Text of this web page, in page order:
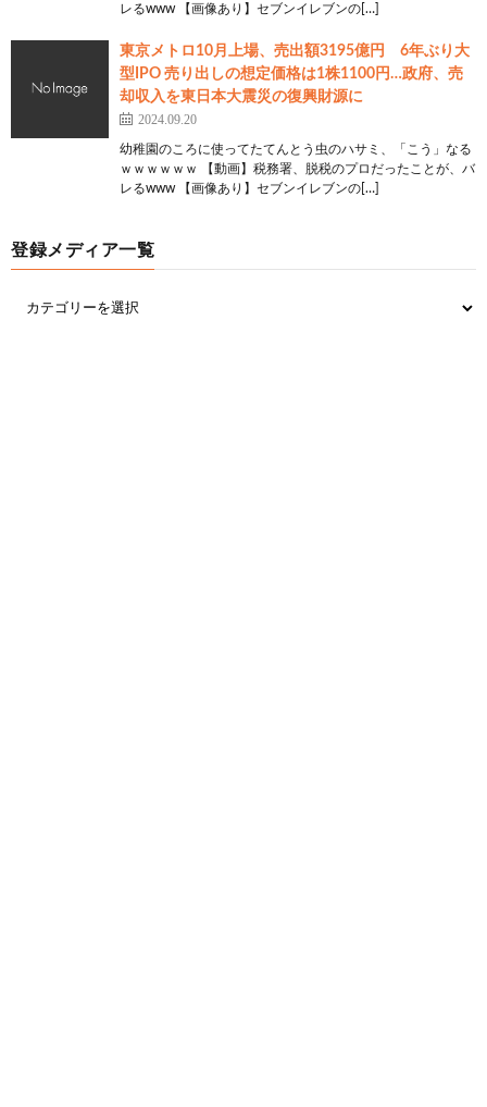
レるwww 【画像あり】セブンイレブンの[…]
東京メトロ10月上場、売出額3195億円 6年ぶり大
型IPO 売り出しの想定価格は1株1100円…政府、売
却収入を東日本大震災の復興財源に
2024.09.20
幼稚園のころに使ってたてんとう虫のハサミ、「こう」なる
ｗｗｗｗｗｗ 【動画】税務署、脱税のプロだったことが、バ
レるwww 【画像あり】セブンイレブンの[…]
登録メディア一覧